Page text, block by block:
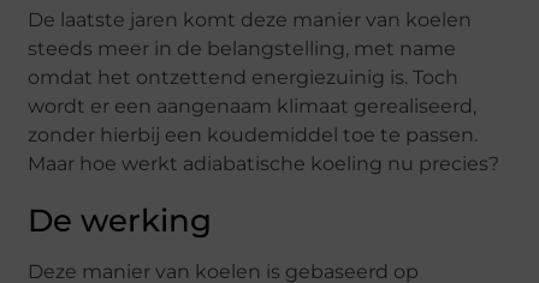
De laatste jaren komt deze manier van koelen
steeds meer in de belangstelling, met name
omdat het ontzettend energiezuinig is. Toch
wordt er een aangenaam klimaat gerealiseerd,
zonder hierbij een koudemiddel toe te passen.
Maar hoe werkt adiabatische koeling nu precies?
De werking
Deze manier van koelen is gebaseerd op